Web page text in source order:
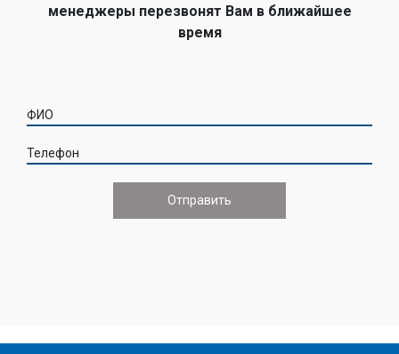
менеджеры перезвонят Вам в ближайшее
время
ФИО
Телефон